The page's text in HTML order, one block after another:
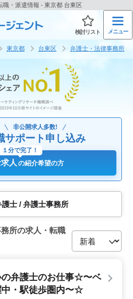
・派遣情報 - 東京都 台東区
検討リスト メニュー
東京都 台東区 弁護士・法律事務所
非公開求人多数!
サポート申し込み
人 の紹介希望の方
１分で完了！
士 / 弁護士事務所
所の求人・転職
弁護士のお仕事☆〜ベ
中・駅徒歩圏内〜☆